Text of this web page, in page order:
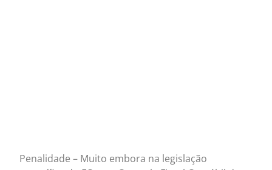
Penalidade – Muito embora na legislação